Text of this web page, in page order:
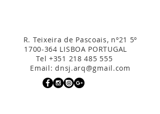
R. Teixeira de Pascoais, nº21 5º
1700-364 LISBOA PORTUGAL
Tel+351 218 485 555
Email:dnsj.arq@gmail.com